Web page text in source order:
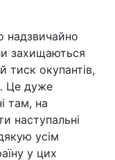
надзвичайно
захищаються
окупантів,
Це дуже
там, на
наступальні
усім
у цих